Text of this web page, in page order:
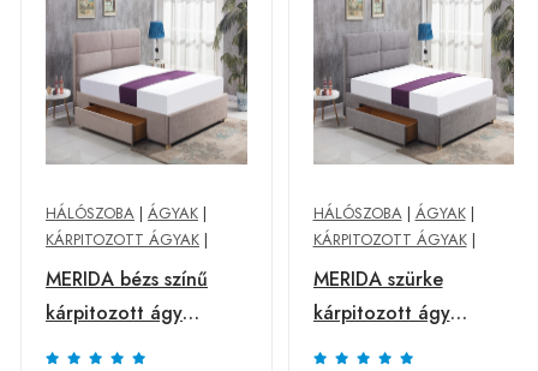
HÁLÓSZOBA | ÁGYAK |
KÁRPITOZOTT ÁGYAK |
MERIDA bézs színű
kárpitozott ágy
160x200 cm
HÁLÓSZOBA| ÁGYAK|
KÁRPITOZOTT ÁGYAK|
MERIDA szürke
kárpitozott ágy
160x200 cm